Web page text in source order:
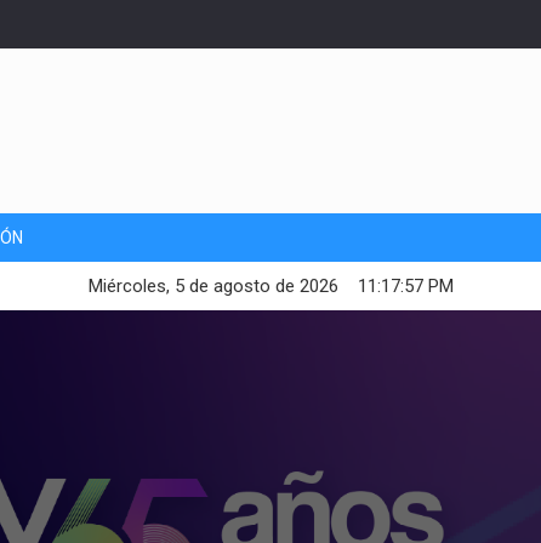
11:17:58 PM
Miércoles, 5 de agosto de 2026